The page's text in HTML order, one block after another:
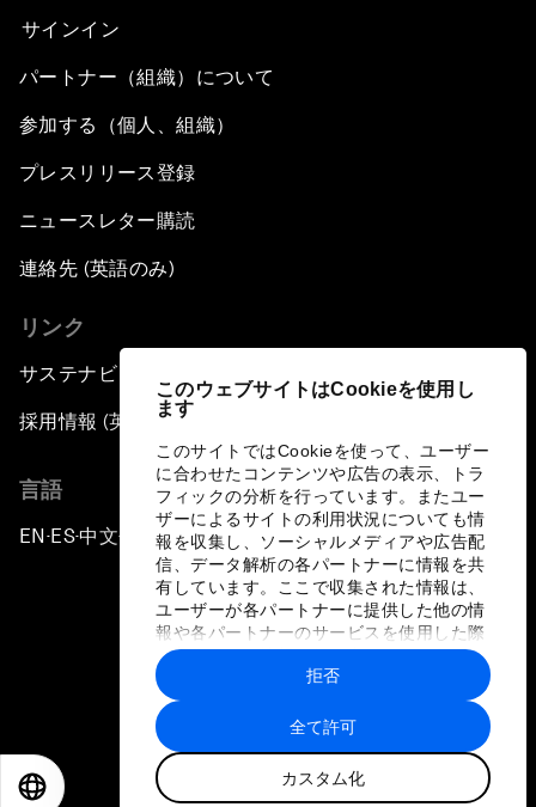
このウェブサイトはCookieを使用し
ます
このサイトではCookieを使って、ユーザー
に合わせたコンテンツや広告の表示、トラ
フィックの分析を行っています。またユー
ザーによるサイトの利用状況についても情
報を収集し、ソーシャルメディアや広告配
信、データ解析の各パートナーに情報を共
有しています。ここで収集された情報は、
ユーザーが各パートナーに提供した他の情
報や各パートナーのサービスを使用した際
に収集された情報と組み合わされ、各パー
トナーによって使用されることがありま
す。
全て許可
カスタム化
拒否
サインイン
パートナー（組織）について
参加する（個人、組織）
プレスリリース登録
ニュースレター購読
連絡先 (英語のみ)
リンク
サステナビリティへの取り組み
採用情報 (英語のみ)
言語
EN ▪ES▪中文▪ 日本語
プライバシーポリシーと利用規約
サイトマップ
©
世界経済フォーラム